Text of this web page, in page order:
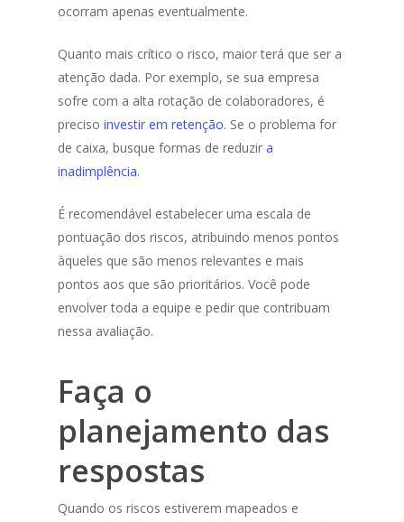
ocorram apenas eventualmente.
Quanto mais crítico o risco, maior terá que ser a
atenção dada. Por exemplo, se sua empresa
sofre com a alta rotação de colaboradores, é
preciso investir em retenção. Se o problema for
de caixa, busque formas de reduzir a
inadimplência.
É recomendável estabelecer uma escala de
pontuação dos riscos, atribuindo menos pontos
àqueles que são menos relevantes e mais
pontos aos que são prioritários. Você pode
envolver toda a equipe e pedir que contribuam
nessa avaliação.
Faça o
planejamento das
respostas
Quando os riscos estiverem mapeados e